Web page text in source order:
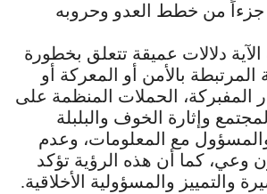
جزءاً من خطط العدو وحروبه
دلالات عميقة تتعلق بخطورة
بالأمن أو المعركة أو
المفبركة، الحملات المنظمة على
وإثارة الخوف والبلبلة
والمسؤول مع المعلومات، وعدم
كما أن هذه الرؤية تؤكد
والتمييز والمسؤولية الأخلاقية.